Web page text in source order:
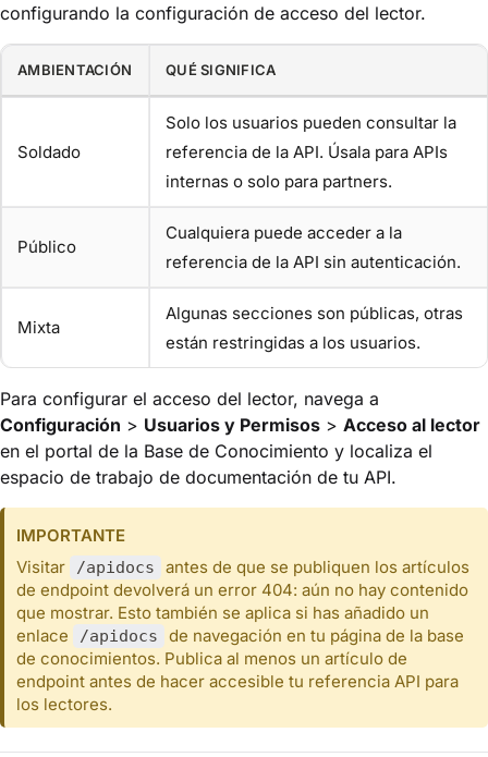
configurando la configuración de acceso del lector.
AMBIENTACIÓN QUÉ SIGNIFICA
Soldado
Solo los usuarios pueden consultar la
referencia de la API. Úsala para APIs
internas o solo para partners.
Público
Cualquiera puede acceder a la
referencia de la API sin autenticación.
Mixta
Algunas secciones son públicas, otras
están restringidas a los usuarios.
Para configurar el acceso del lector, navega a
Configuración > Usuarios y Permisos > Acceso al lector
en el portal de la Base de Conocimiento y localiza el
espacio de trabajo de documentación de tu API.
IMPORTANTE
Visitar
/apidocs
antes de que se publiquen los artículos
de endpoint devolverá un error 404: aún no hay contenido
que mostrar. Esto también se aplica si has añadido un
enlace
/apidocs
de navegación en tu página de la base
de conocimientos. Publica al menos un artículo de
endpoint antes de hacer accesible tu referencia API para
los lectores.